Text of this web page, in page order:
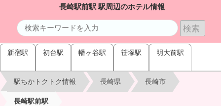
長崎駅前駅 駅周辺のホテル情報
新宿駅 初台駅 幡ヶ谷駅 笹塚駅 明大前駅
駅ちかトクトク情報 長崎県 長崎市
長崎駅前駅